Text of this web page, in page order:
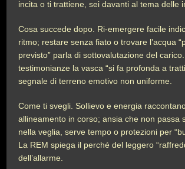
incita o ti trattiene, sei davanti al tema delle
Cosa succede dopo. Ri-emergere facile
ritmo; restare senza fiato o trovare l’acqua
previsto” parla di sottovalutazione del
testimonianze la vasca “si fa profonda a
segnale di terreno emotivo non uniforme.
Come ti svegli. Sollievo e energia
allineamento in corso; ansia che non passa
nella veglia, serve tempo o protezioni per
La REM spiega il perché del leggero
dell’allarme.